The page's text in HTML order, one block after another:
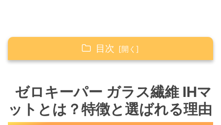
目次
選ばれる理由
IHコンロの焦げ・汚れを防ぐ予防掃除アイ
テム
ゼロキーパー ガラス繊維 IHマ
ットとは？特徴と選ばれる理由